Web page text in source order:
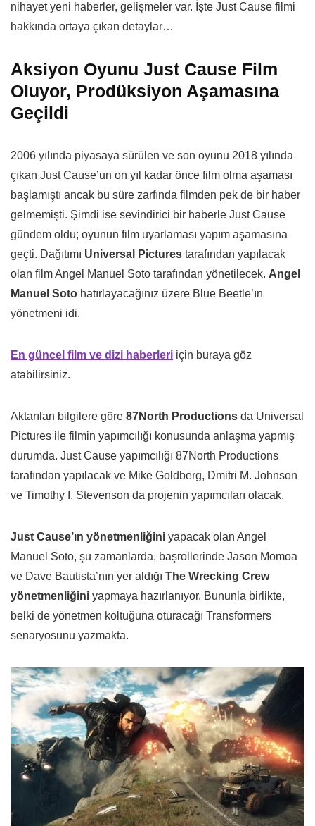
nihayet yeni haberler, gelişmeler var. İşte Just Cause filmi
hakkında ortaya çıkan detaylar…
Aksiyon Oyunu Just Cause Film
Oluyor, Prodüksiyon Aşamasına
Geçildi
2006 yılında piyasaya sürülen ve son oyunu 2018 yılında
çıkan Just Cause’un on yıl kadar önce film olma aşaması
başlamıştı ancak bu süre zarfında filmden pek de bir haber
gelmemişti. Şimdi ise sevindirici bir haberle Just Cause
gündem oldu; oyunun film uyarlaması yapım aşamasına
geçti. Dağıtımı Universal Pictures tarafından yapılacak
olan film Angel Manuel Soto tarafından yönetilecek. Angel
Manuel Soto hatırlayacağınız üzere Blue Beetle’ın
yönetmeni idi.
En güncel film ve dizi haberleri için buraya göz
atabilirsiniz.
Aktarılan bilgilere göre 87North Productions da Universal
Pictures ile filmin yapımcılığı konusunda anlaşma yapmış
durumda. Just Cause yapımcılığı 87North Productions
tarafından yapılacak ve Mike Goldberg, Dmitri M. Johnson
ve Timothy I. Stevenson da projenin yapımcıları olacak.
Just Cause’ın yönetmenliğini yapacak olan Angel
Manuel Soto, şu zamanlarda, başrollerinde Jason Momoa
ve Dave Bautista’nın yer aldığı The Wrecking Crew
yönetmenliğini yapmaya hazırlanıyor. Bununla birlikte,
belki de yönetmen koltuğuna oturacağı Transformers
senaryosunu yazmakta.